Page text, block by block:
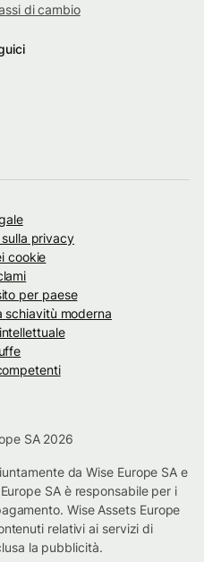
di cambio
privacy
cookie
per paese
schiavitù moderna
SA 2026
da Wise Europe SA e
SA è responsabile per i
Wise Assets Europe
relativi ai servizi di
la pubblicità.